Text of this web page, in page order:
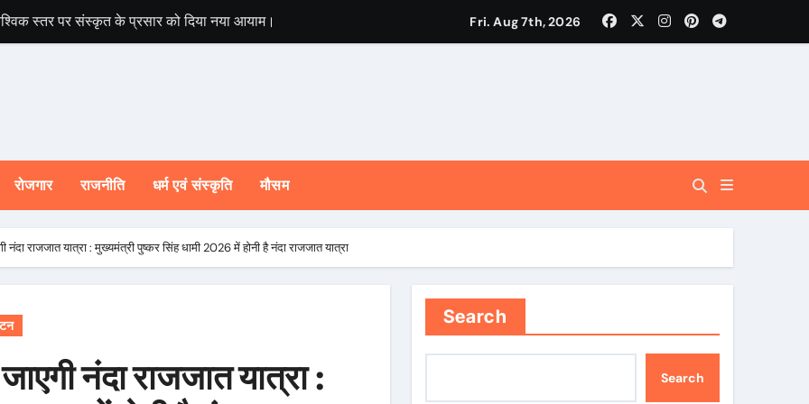
स्तर पर संस्कृत के प्रसार को दिया नया आयाम।
एवं निर्माण कार्यों के लिए ₹ 5 करोड़ की वित्तीय स्वीकृति।
ने लिया तत्काल संज्ञान
तरह प्रतिबद्ध, योजनाओं का लाभ बिना किसी भेदभाव के अंतिम व्यक्ति तक पहुंचेगा: मुख्यमंत्री धामी
₹2,830.07 लाख की विकास परियोजनाओं का लोकार्पण एवं शिलान्यास किया
से चलाना होगा प्रभावी अभियान : मुख्यमंत्री इकोलॉजी और इकोनॉमी के संतुलन से ही साकार होगा सतत विकास का लक्ष्य
Fri. Aug 7th, 2026
रोजगार राजनीति धर्म एवं संस्कृति मौसम
राजजात यात्रा : मुख्यमंत्री पुष्कर सिंह धामी 2026 में होनी है नंदा राजजात यात्रा
नंदा राजजात यात्रा :
Search
Search